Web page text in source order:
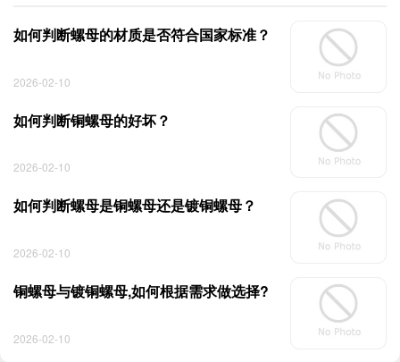
如何判断螺母的材质是否符合国家标准？
2026-02-10
如何判断铜螺母的好坏？
2026-02-10
如何判断螺母是铜螺母还是镀铜螺母？
2026-02-10
铜螺母与镀铜螺母,如何根据需求做选择?
2026-02-10